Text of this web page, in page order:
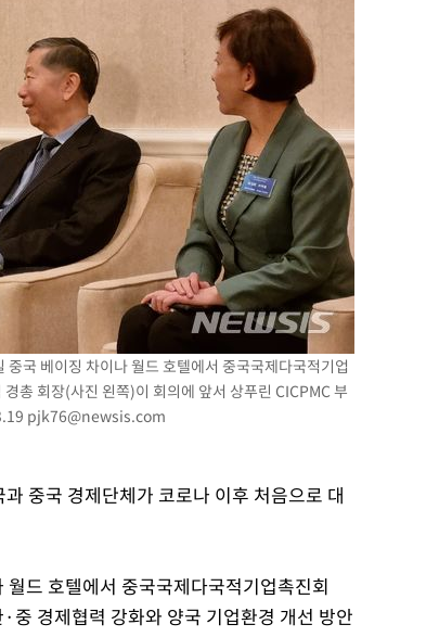
국 베이징 차이나 월드 호텔에서 중국국제다국적기업
총 회장(사진 왼쪽)이 회의에 앞서 상푸린 CICPMC 부
pjk76@newsis.com
중국 경제단체가 코로나 이후 처음으로 대
드 호텔에서 중국국제다국적기업촉진회
경제협력 강화와 양국 기업환경 개선 방안